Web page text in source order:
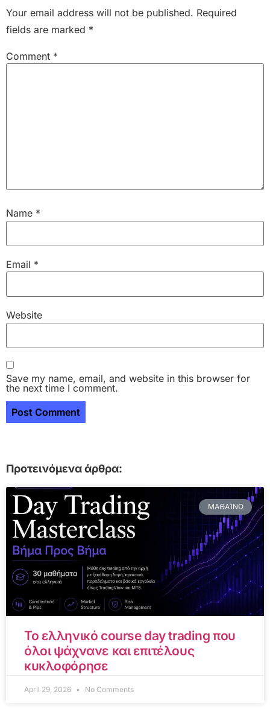
Your email address will not be published. Required
fields are marked *
Comment *
Name *
Email *
Website
Save my name, email, and website in this browser for
the next time I comment.
Προτεινόμενα άρθρα:
ΜΑΘΑΊΝΩ
Το ελληνικό course day trading που
όλοι ψάχνανε και επιτέλους
κυκλοφόρησε
April 29, 2026 No Comments